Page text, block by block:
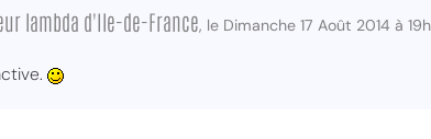
lambda d'Ile-de-France, le Dimanche 17 Août 2014 à